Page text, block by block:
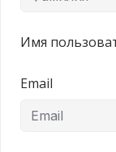
Имя
Email